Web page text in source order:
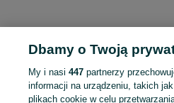
piasek
Dbamy o Twoją
My i nasi 447partnerzy
informacji na urządzeniu, takich
plikach cookie w celu